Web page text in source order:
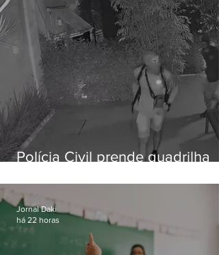
Polícia Civil prende quadrilha
residências de luxo no Rio
Jornal Daki
há 22 horas